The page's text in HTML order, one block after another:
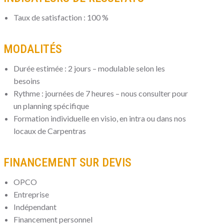
Taux de satisfaction : 100 %
MODALITÉS
Durée estimée : 2 jours – modulable selon les
besoins
Rythme : journées de 7 heures – nous consulter pour
un planning spécifique
Formation individuelle en visio, en intra ou dans nos
locaux de Carpentras
FINANCEMENT SUR DEVIS
OPCO
Entreprise
Indépendant
Financement personnel